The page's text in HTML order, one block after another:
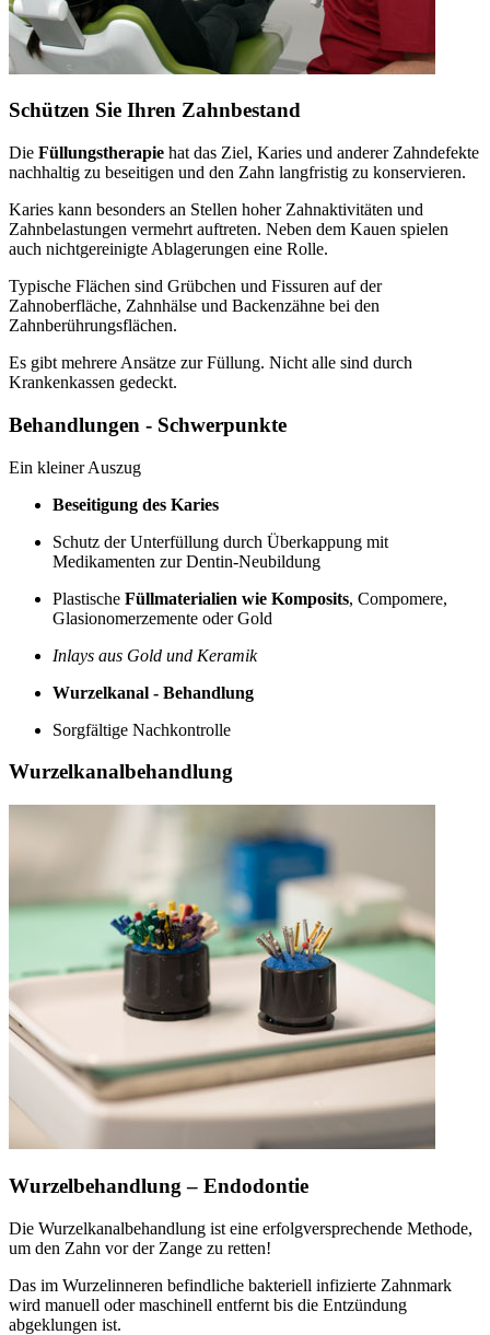
Schützen Sie Ihren Zahnbestand
Die Füllungstherapie hat das Ziel, Karies und anderer Zahndefekte
nachhaltig zu beseitigen und den Zahn langfristig zu konservieren.
Karies kann besonders an Stellen hoher Zahnaktivitäten und
Zahnbelastungen vermehrt auftreten. Neben dem Kauen spielen
auch nichtgereinigte Ablagerungen eine Rolle.
Typische Flächen sind Grübchen und Fissuren auf der
Zahnoberfläche, Zahnhälse und Backenzähne bei den
Zahnberührungsflächen.
Es gibt mehrere Ansätze zur Füllung. Nicht alle sind durch
Krankenkassen gedeckt.
Behandlungen - Schwerpunkte
Ein kleiner Auszug
Beseitigung des Karies
Schutz der Unterfüllung durch Überkappung mit
Medikamenten zur Dentin-Neubildung
Plastische Füllmaterialien wie Komposits, Compomere,
Glasionomerzemente oder Gold
Inlays aus Gold und Keramik
Wurzelkanal - Behandlung
Sorgfältige Nachkontrolle
Wurzelkanalbehandlung
Wurzelbehandlung – Endodontie
Die Wurzelkanalbehandlung ist eine erfolgversprechende Methode,
um den Zahn vor der Zange zu retten!
Das im Wurzelinneren befindliche bakteriell infizierte Zahnmark
wird manuell oder maschinell entfernt bis die Entzündung
abgeklungen ist.